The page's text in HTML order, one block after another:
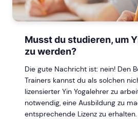
Musst du studieren, um
zu werden?
Die gute Nachricht ist: nein! Den
Trainers kannst du als solchen
lizensierter Yin Yogalehrer zu
notwendig, eine Ausbildung zu
entsprechende Lizenz zu